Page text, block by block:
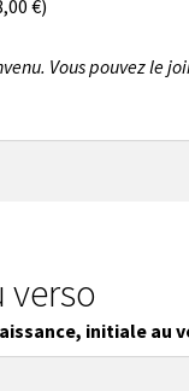
€)
Vous pouvez le
verso
initiale au